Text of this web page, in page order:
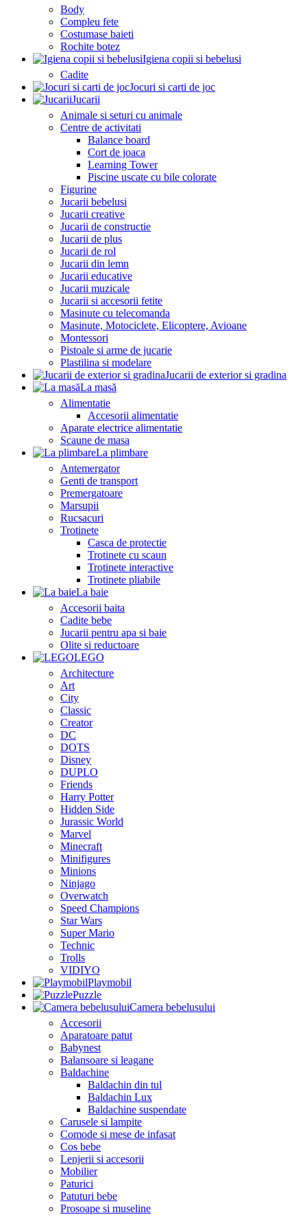
Body
Compleu fete
Costumase baieti
Rochite botez
Igiena copii si bebelusi
Cadite
Jocuri si carti de joc
Jucarii
Animale si seturi cu animale
Centre de activitati
Balance board
Cort de joaca
Learning Tower
Piscine uscate cu bile colorate
Figurine
Jucarii bebelusi
Jucarii creative
Jucarii de constructie
Jucarii de plus
Jucarii de rol
Jucarii din lemn
Jucarii educative
Jucarii muzicale
Jucarii si accesorii fetite
Masinute cu telecomanda
Masinute, Motociclete, Elicoptere, Avioane
Montessori
Pistoale si arme de jucarie
Plastilina si modelare
Jucarii de exterior si gradina
La masă
Alimentatie
Accesorii alimentatie
Aparate electrice alimentatie
Scaune de masa
La plimbare
Antemergator
Genti de transport
Premergatoare
Marsupii
Rucsacuri
Trotinete
Casca de protectie
Trotinete cu scaun
Trotinete interactive
Trotinete pliabile
La baie
Accesorii baita
Cadite bebe
Jucarii pentru apa si baie
Olite si reductoare
LEGO
Architecture
Art
City
Classic
Creator
DC
DOTS
Disney
DUPLO
Friends
Harry Potter
Hidden Side
Jurassic World
Marvel
Minecraft
Minifigures
Minions
Ninjago
Overwatch
Speed Champions
Star Wars
Super Mario
Technic
Trolls
VIDIYO
Playmobil
Puzzle
Camera bebelusului
Accesorii
Aparatoare patut
Babynest
Balansoare si leagane
Baldachine
Baldachin din tul
Baldachin Lux
Baldachine suspendate
Carusele si lampite
Comode si mese de infasat
Cos bebe
Lenjerii si accesorii
Mobilier
Paturici
Patuturi bebe
Prosoape si museline